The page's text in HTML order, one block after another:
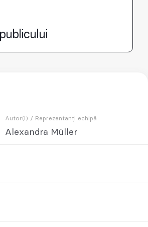
Autor(i) / Reprezentanți echipă
Alexandra Müller